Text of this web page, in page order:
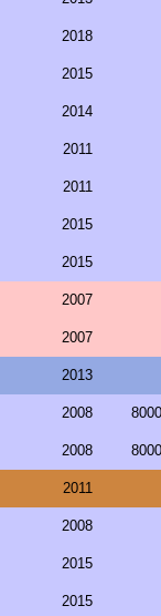
2018
2015
2014
2011
2011
2015
2015
2007
2007
2013
2008
2008
2011
2008
2015
2015